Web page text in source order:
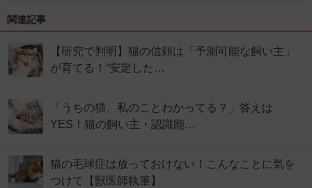
関連記事
【研究で判明】猫の信頼は「予測可能な飼い主」
が育てる！“安定した…
「うちの猫、私のことわかってる？」答えは
YES！猫の飼い主・認識能…
猫の毛球症は放っておけない！こんなことに気を
つけて【獣医師執筆】